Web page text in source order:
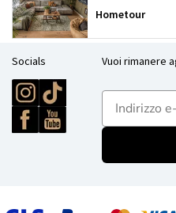
Hometour
Socials Vuoi rimanere
E-